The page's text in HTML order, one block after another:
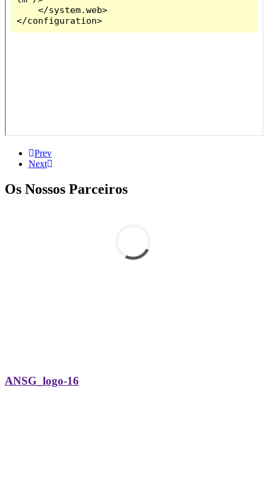
Prev
Next
Os Nossos Parceiros
ANSG_logo-16